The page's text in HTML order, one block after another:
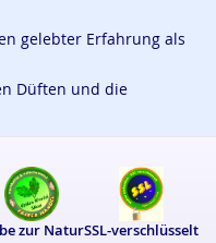
gelebter Erfahrung als
Düften und die
zur NaturSSL-verschlüsselt